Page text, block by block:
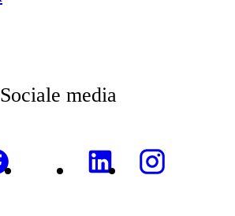
Sociale media